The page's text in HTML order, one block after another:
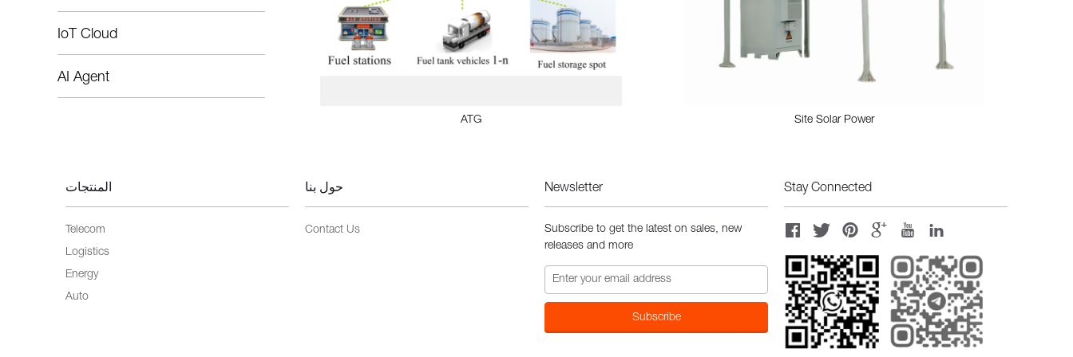
IoT Cloud
AI Agent
ATG Site Solar Power
المنتجات
Telecom
Logistics
Energy
Auto
حول بنا
Contact Us
Newsletter
Subscribe to get the latest on sales, new
releases and more
Stay Connected